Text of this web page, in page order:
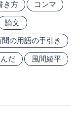
き方 コンマ
論文
の用語の手引き
だ 風間綾平